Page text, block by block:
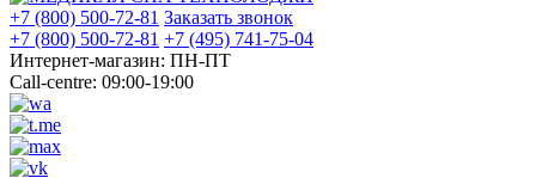
+7 (800) 500-72-81 Заказать звонок
+7 (800) 500-72-81 +7 (495) 741-75-04
Интернет-магазин: ПН-ПТ
Call-centre: 09:00-19:00